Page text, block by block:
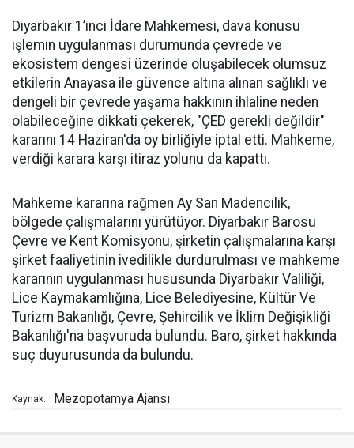
Diyarbakır 1’inci İdare Mahkemesi, dava konusu
işlemin uygulanması durumunda çevrede ve
ekosistem dengesi üzerinde oluşabilecek olumsuz
etkilerin Anayasa ile güvence altına alınan sağlıklı ve
dengeli bir çevrede yaşama hakkının ihlaline neden
olabileceğine dikkati çekerek, "ÇED gerekli değildir"
kararını 14 Haziran'da oy birliğiyle iptal etti. Mahkeme,
verdiği karara karşı itiraz yolunu da kapattı.
Mahkeme kararına rağmen Ay San Madencilik,
bölgede çalışmalarını yürütüyor. Diyarbakır Barosu
Çevre ve Kent Komisyonu, şirketin çalışmalarına karşı
şirket faaliyetinin ivedilikle durdurulması ve mahkeme
kararının uygulanması hususunda Diyarbakır Valiliği,
Lice Kaymakamlığına, Lice Belediyesine, Kültür Ve
Turizm Bakanlığı, Çevre, Şehircilik ve İklim Değişikliği
Bakanlığı'na başvuruda bulundu. Baro, şirket hakkında
suç duyurusunda da bulundu.
Kaynak: Mezopotamya Ajansı